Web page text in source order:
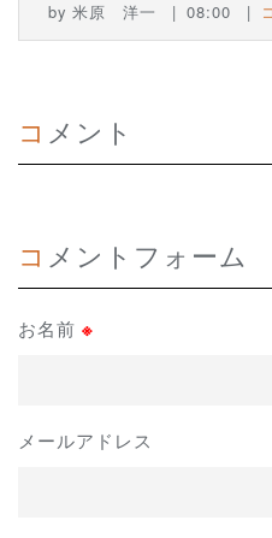
by 米原 洋一 08:00
コメント
コメントフォーム
お名前 ※
メールアドレス